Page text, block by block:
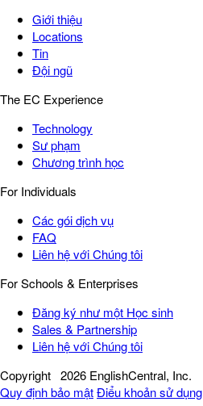
Giới thiệu
Locations
Tin
Đội ngũ
The EC Experience
Technology
Sư phạm
Chương trình học
For Individuals
Các gói dịch vụ
FAQ
Liên hệ với Chúng tôi
For Schools & Enterprises
Đăng ký như một Học sinh
Sales & Partnership
Liên hệ với Chúng tôi
Copyright 2026 EnglishCentral, Inc.
Quy định bảo mậtĐiểu khoản sử dụng